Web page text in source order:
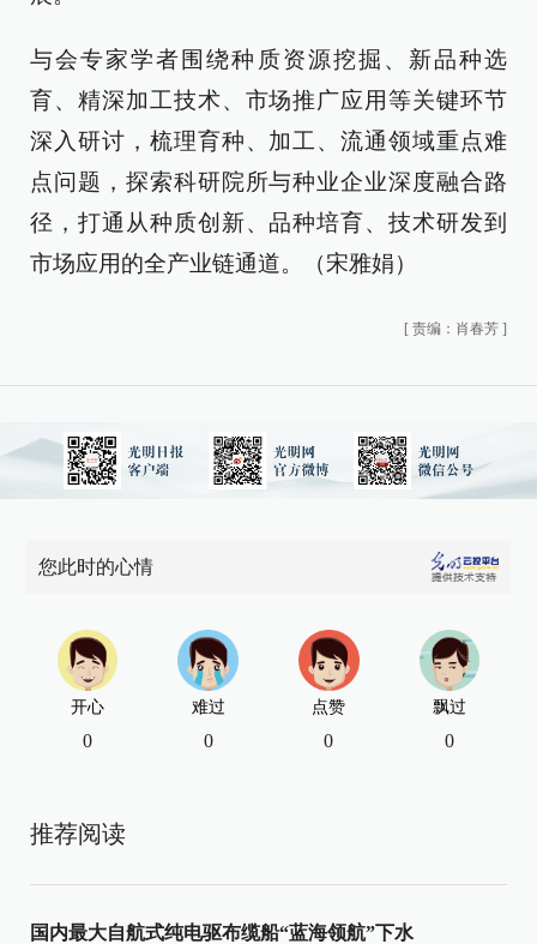
与会专家学者围绕种质资源挖掘、新品种选
育、精深加工技术、市场推广应用等关键环节
深入研讨，梳理育种、加工、流通领域重点难
点问题，探索科研院所与种业企业深度融合路
径，打通从种质创新、品种培育、技术研发到
市场应用的全产业链通道。（宋雅娟）
[ 责编：肖春芳 ]
您此时的心情
开心
0
难过
0
点赞
0
飘过
0
推荐阅读
国内最大自航式纯电驱布缆船“蓝海领航”下水